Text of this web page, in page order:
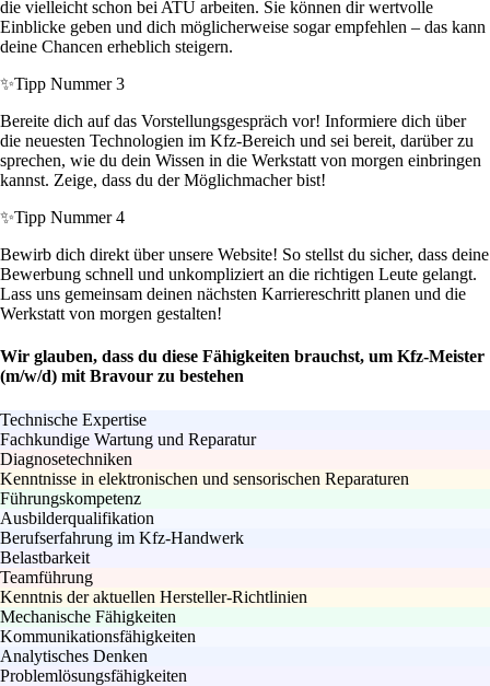
die vielleicht schon bei ATU arbeiten. Sie können dir wertvolle
Einblicke geben und dich möglicherweise sogar empfehlen – das kann
deine Chancen erheblich steigern.
✨Tipp Nummer 3
Bereite dich auf das Vorstellungsgespräch vor! Informiere dich über
die neuesten Technologien im Kfz-Bereich und sei bereit, darüber zu
sprechen, wie du dein Wissen in die Werkstatt von morgen einbringen
kannst. Zeige, dass du der Möglichmacher bist!
✨Tipp Nummer 4
Bewirb dich direkt über unsere Website! So stellst du sicher, dass deine
Bewerbung schnell und unkompliziert an die richtigen Leute gelangt.
Lass uns gemeinsam deinen nächsten Karriereschritt planen und die
Werkstatt von morgen gestalten!
Wir glauben, dass du diese Fähigkeiten brauchst, um Kfz-Meister
(m/w/d) mit Bravour zu bestehen
Technische Expertise
Fachkundige Wartung und Reparatur
Diagnosetechniken
Kenntnisse in elektronischen und sensorischen Reparaturen
Führungskompetenz
Ausbilderqualifikation
Berufserfahrung im Kfz-Handwerk
Belastbarkeit
Teamführung
Kenntnis der aktuellen Hersteller-Richtlinien
Mechanische Fähigkeiten
Kommunikationsfähigkeiten
Analytisches Denken
Problemlösungsfähigkeiten